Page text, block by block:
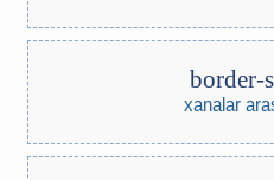
border-
xanalar